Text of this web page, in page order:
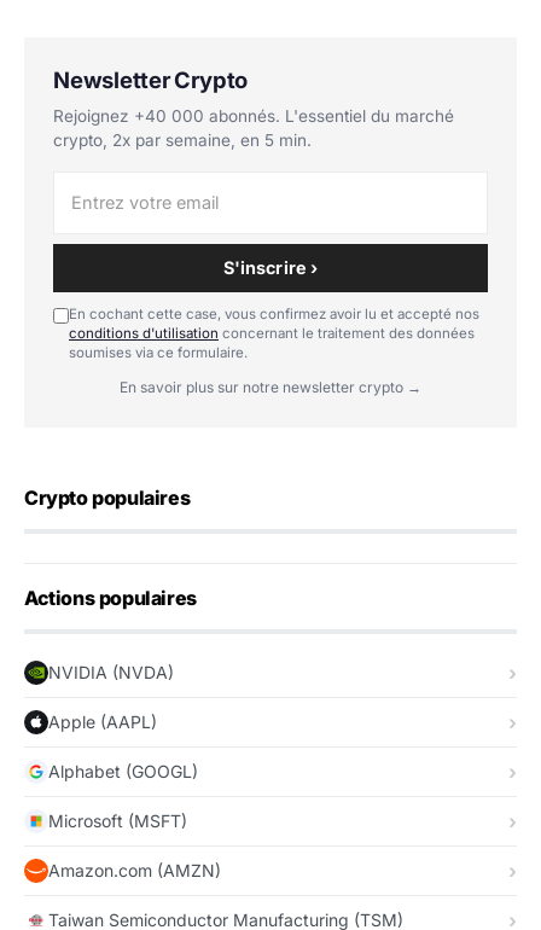
Newsletter Crypto
Rejoignez +40 000 abonnés. L'essentiel du marché
crypto, 2x par semaine, en 5 min.
S'inscrire ›
En cochant cette case, vous confirmez avoir lu et accepté nos
conditions d'utilisation concernant le traitement des données
soumises via ce formulaire.
En savoir plus sur notre newsletter crypto →
Crypto populaires
Actions populaires
NVIDIA (NVDA)
Apple (AAPL)
Alphabet (GOOGL)
Microsoft (MSFT)
Amazon.com (AMZN)
Taiwan Semiconductor Manufacturing (TSM)